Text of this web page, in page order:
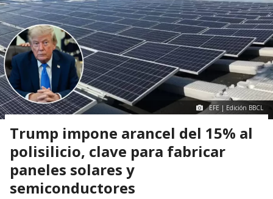
EFE | Edición BBCL
Trump impone arancel del 15% al
polisilicio, clave para fabricar
paneles solares y
semiconductores